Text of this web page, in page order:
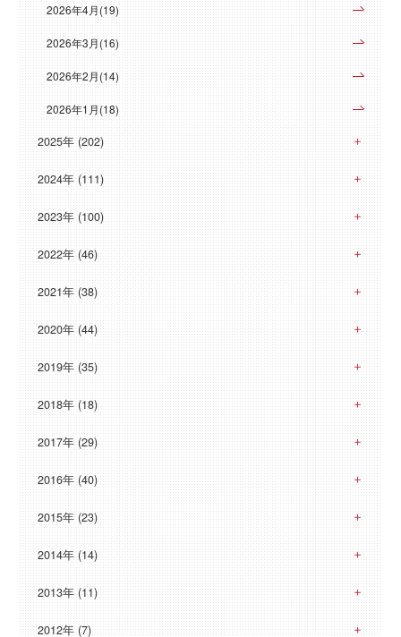
2026年4月(19)
2026年3月(16)
2026年2月(14)
2026年1月(18)
2025年 (202)
2024年 (111)
2023年 (100)
2022年 (46)
2021年 (38)
2020年 (44)
2019年 (35)
2018年 (18)
2017年 (29)
2016年 (40)
2015年 (23)
2014年 (14)
2013年 (11)
2012年 (7)